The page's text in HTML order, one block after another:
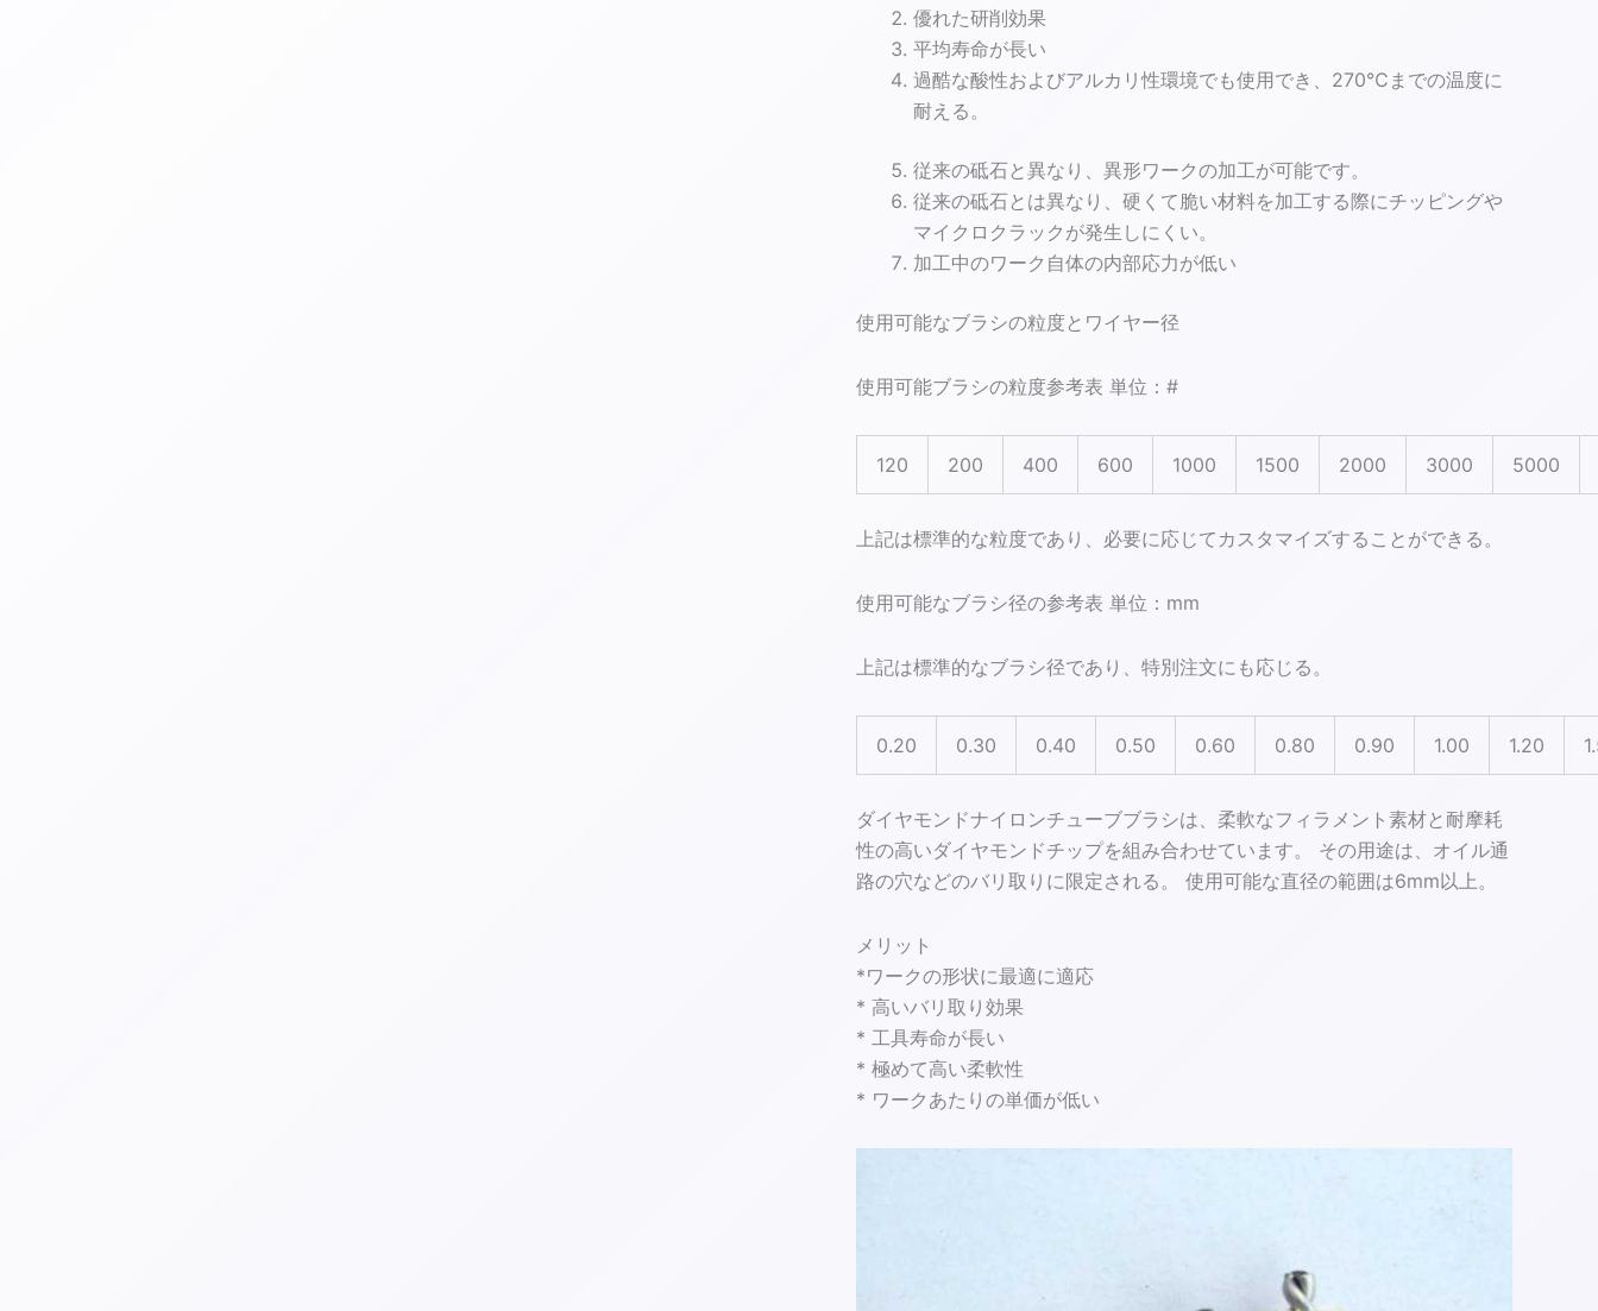
優れた研削効果
平均寿命が長い
過酷な酸性およびアルカリ性環境でも使用でき、270℃までの温度に
耐える。
従来の砥石と異なり、異形ワークの加工が可能です。
従来の砥石とは異なり、硬くて脆い材料を加工する際にチッピングや
マイクロクラックが発生しにくい。
加工中のワーク自体の内部応力が低い
使用可能なブラシの粒度とワイヤー径
使用可能ブラシの粒度参考表 単位：#
120 200 400 600 1000 1500 2000 3000 5000
上記は標準的な粒度であり、必要に応じてカスタマイズすることができる。
使用可能なブラシ径の参考表 単位：mm
上記は標準的なブラシ径であり、特別注文にも応じる。
0.20 0.30 0.40 0.50 0.60 0.80 0.90 1.00 1.20
ダイヤモンドナイロンチューブブラシは、柔軟なフィラメント素材と耐摩耗
性の高いダイヤモンドチップを組み合わせています。 その用途は、オイル通
路の穴などのバリ取りに限定される。 使用可能な直径の範囲は6mm以上。
メリット
*ワークの形状に最適に適応
* 高いバリ取り効果
* 工具寿命が長い
* 極めて高い柔軟性
* ワークあたりの単価が低い
quantity